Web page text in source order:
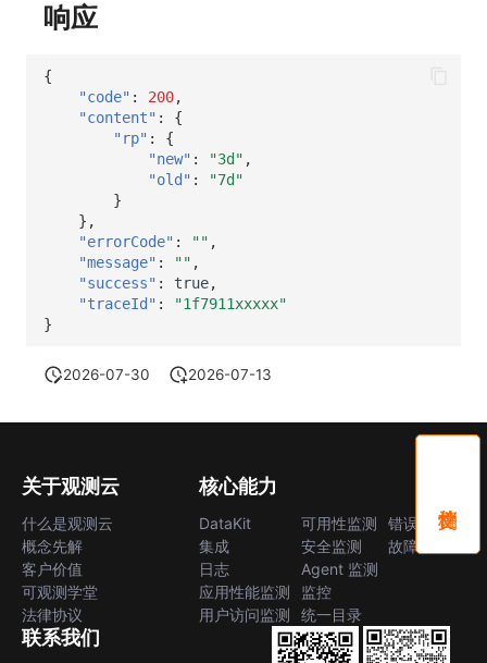
响应
{
"code" : 200,
"content" :
{
"rp" :
{
"new" : "3d" ,
"old" :
"7d"
}
},
"errorCode" : "" ,
"message" : "" ,
"success" : true,
"traceId" :
"1f7911xxxxx"
}
2026-07-30 2026-07-13
关于观测云
什么是观测云
概念先解
客户价值
可观测学堂
法律协议
核心能力
DataKit
集成
日志
应用性能监测
用户访问监测
可用性监测
安全监测
Agent 监测
监控
统一目录
错误中心
故障中心
联系我们